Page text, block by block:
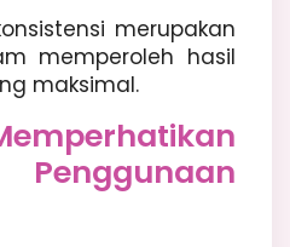
merupakan
memperoleh hasil
maksimal.